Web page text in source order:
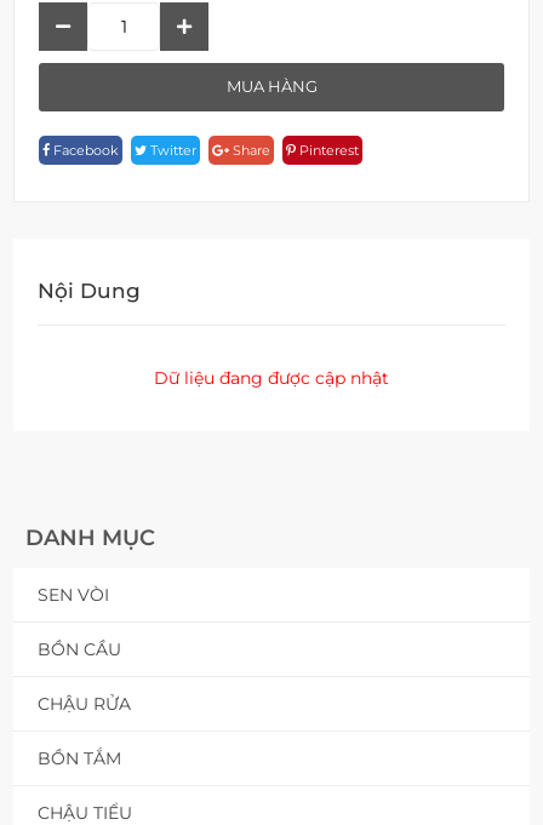
DANH MỤC
SEN VÒI
BỒN CẦU
CHẬU RỬA
BỒN TẮM
CHẬU TIỂU
17108V-
1D127-
MUA HÀNG
Facebook Twitter Share Pinterest
Nội Dung
Dữ liệu đang được cập nhật